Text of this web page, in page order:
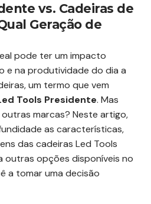
vs. Cadeiras de
Geração de
pode ter um impacto
e na produtividade do dia a
um termo que vem
Tools Presidente. Mas
marcas? Neste artigo,
as características,
das cadeiras Led Tools
outras opções disponíveis no
a tomar uma decisão